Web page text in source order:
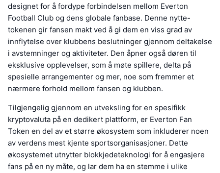
designet for å fordype forbindelsen mellom Everton
Football Club og dens globale fanbase. Denne nytte-
tokenen gir fansen makt ved å gi dem en viss grad av
innflytelse over klubbens beslutninger gjennom deltakelse
i avstemninger og aktiviteter. Den åpner også døren til
eksklusive opplevelser, som å møte spillere, delta på
spesielle arrangementer og mer, noe som fremmer et
nærmere forhold mellom fansen og klubben.
Tilgjengelig gjennom en utveksling for en spesifikk
kryptovaluta på en dedikert plattform, er Everton Fan
Token en del av et større økosystem som inkluderer noen
av verdens mest kjente sportsorganisasjoner. Dette
økosystemet utnytter blokkjedeteknologi for å engasjere
fans på en ny måte, og lar dem ha en stemme i ulike